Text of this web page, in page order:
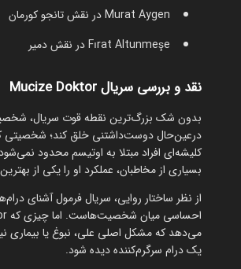
Murat Aygen در نقش تانجو کورمان
Fırat Altunmeşe در نقش دمیر
نقد و بررسی سریال Mucize Doktor
درعین‌حال دوست‌داشتنی خلق کند؛ شخصیتی
کلیشه‌ای افراد مبتلا به اوتیسم محدود
بسیاری از مخاطبان، عملکرد او را یکی از
از نظر ساختار روایی، سریال فرمول آشنای
می‌دهد که مشکل اصلی علی، نبوغ یا بیماری
یک درام سرگرم‌کننده دیده شود.